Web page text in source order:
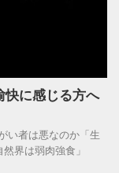
快に感じる方へ
い者は悪なのか「生
界は弱肉強食」